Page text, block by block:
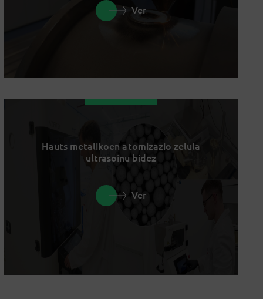
Ver
Hauts metalikoen atomizazio zelula
ultrasoinu bidez
Ver